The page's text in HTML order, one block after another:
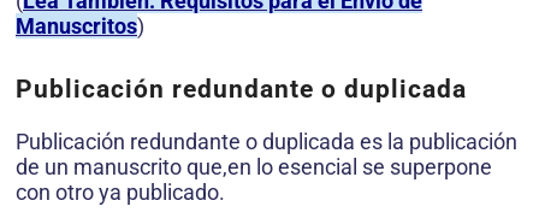
Manuscritos)
Publicación redundante o duplicada
Publicación redundante o duplicada es la publicación
de un manuscrito que,en lo esencial se superpone
con otro ya publicado.